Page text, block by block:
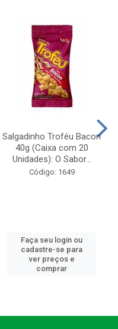
Salgadinho Troféu Bacon
40g (Caixa com 20
Unidades): O Sabor...
Código: 1649
Faça seu login ou
cadastre-se para
ver preços e
comprar